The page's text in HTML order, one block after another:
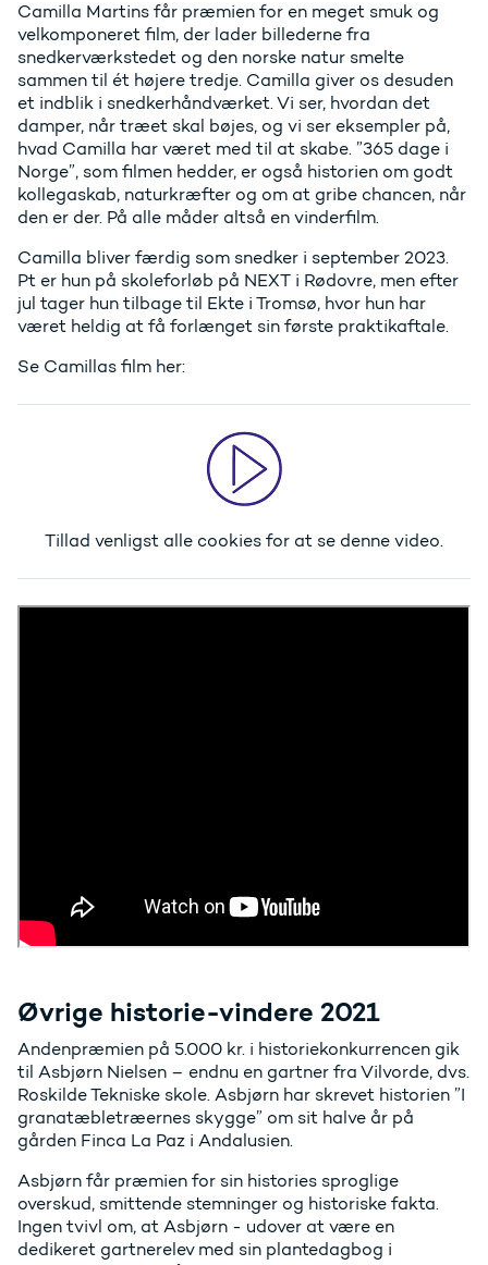
Camilla Martins får præmien for en meget smuk og
velkomponeret film, der lader billederne fra
snedkerværkstedet og den norske natur smelte
sammen til ét højere tredje. Camilla giver os desuden
et indblik i snedkerhåndværket. Vi ser, hvordan det
damper, når træet skal bøjes, og vi ser eksempler på,
hvad Camilla har været med til at skabe. ”365 dage i
Norge”, som filmen hedder, er også historien om godt
kollegaskab, naturkræfter og om at gribe chancen, når
den er der. På alle måder altså en vinderfilm.
Camilla bliver færdig som snedker i september 2023.
Pt er hun på skoleforløb på NEXT i Rødovre, men efter
jul tager hun tilbage til Ekte i Tromsø, hvor hun har
været heldig at få forlænget sin første praktikaftale.
Se Camillas film her:
Tillad venligst alle cookies for at se denne video.
Øvrige historie-vindere 2021
Andenpræmien på 5.000 kr. i historiekonkurrencen gik
til Asbjørn Nielsen – endnu en gartner fra Vilvorde, dvs.
Roskilde Tekniske skole. Asbjørn har skrevet historien ”I
granatæbletræernes skygge” om sit halve år på
gården Finca La Paz i Andalusien.
Asbjørn får præmien for sin histories sproglige
overskud, smittende stemninger og historiske fakta.
Ingen tvivl om, at Asbjørn - udover at være en
dedikeret gartnerelev med sin plantedagbog i